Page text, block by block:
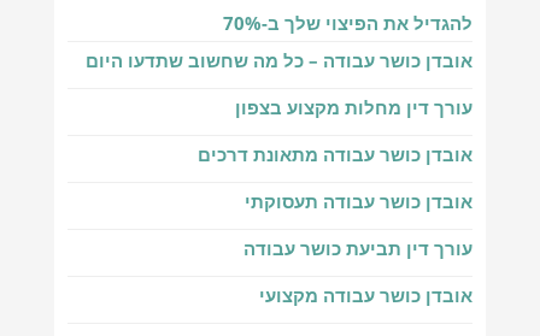
להגדיל את הפיצוי שלך ב-70%
אובדן כושר עבודה – כל מה שחשוב שתדעו היום
עורך דין מחלות מקצוע בצפון
אובדן כושר עבודה מתאונת דרכים
אובדן כושר עבודה תעסוקתי
עורך דין תביעת כושר עבודה
אובדן כושר עבודה מקצועי